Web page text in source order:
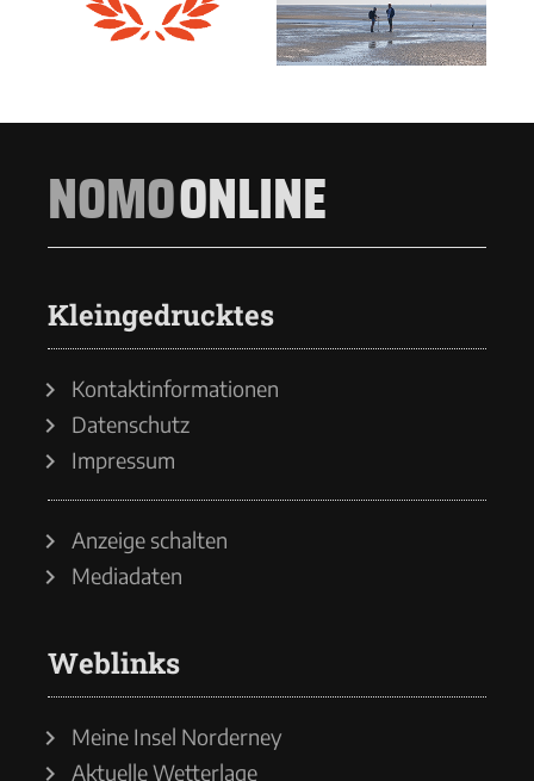
NOMOONLINE
Kleingedrucktes
Kontaktinformationen
Datenschutz
Impressum
Anzeige schalten
Mediadaten
Weblinks
Meine Insel Norderney
Aktuelle Wetterlage